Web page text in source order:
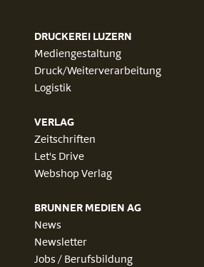
DRUCKEREI LUZERN
Mediengestaltung
Druck/Weiterverarbeitung
Logistik
VERLAG
Zeitschriften
Let's Drive
Webshop Verlag
BRUNNER MEDIEN AG
News
Newsletter
Jobs / Berufsbildung